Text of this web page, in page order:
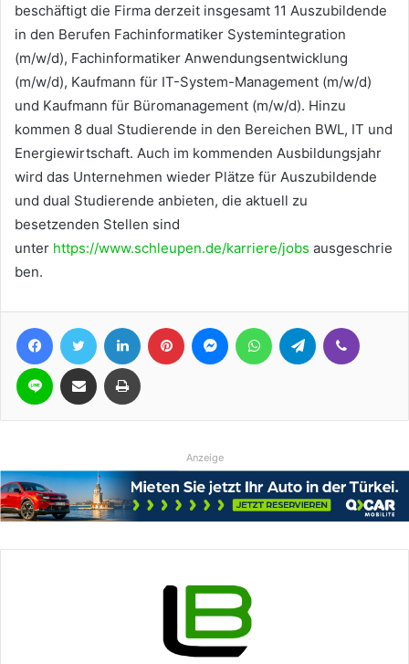
beschäftigt die Firma derzeit insgesamt 11 Auszubildende
in den Berufen Fachinformatiker Systemintegration
(m/w/d), Fachinformatiker Anwendungsentwicklung
(m/w/d), Kaufmann für IT-System-Management (m/w/d)
und Kaufmann für Büromanagement (m/w/d). Hinzu
kommen 8 dual Studierende in den Bereichen BWL, IT und
Energiewirtschaft. Auch im kommenden Ausbildungsjahr
wird das Unternehmen wieder Plätze für Auszubildende
und dual Studierende anbieten, die aktuell zu
besetzenden Stellen sind
unter https://www.schleupen.de/karriere/jobs ausgeschrie
ben.
FacebookTwitter LinkedIn Pinterest MessengerWhatsAppTelegram
Line Teile per E-Mail Drucken
Anzeige